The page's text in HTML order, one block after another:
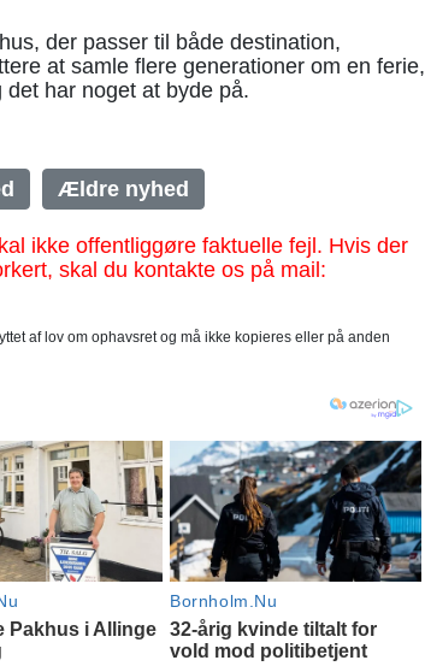
der passer til både destination,
at samle flere generationer om en ferie,
har noget at byde på.
Ældre nyhed
ikke offentliggøre faktuelle fejl. Hvis der
skal du kontakte os på mail:
af lov om ophavsret og må ikke kopieres eller på anden